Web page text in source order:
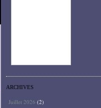
ARCHIVES
Juillet 2026 (2)